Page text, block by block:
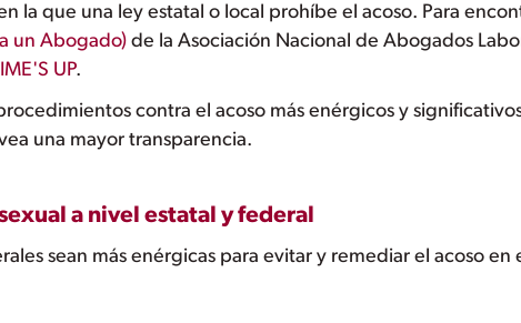
la que una ley estatal o local prohíbe el acoso. Para
un Abogado) de la Asociación Nacional de Abogados
UP.
contra el acoso más enérgicos y
una mayor transparencia.
a nivel estatal y federal
sean más enérgicas para evitar y remediar el acoso en